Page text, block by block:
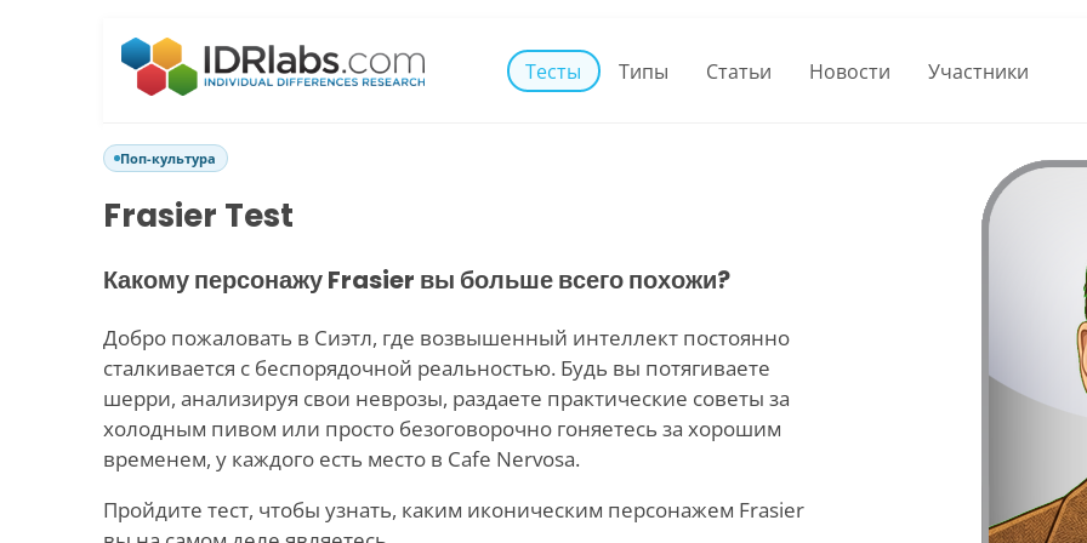
Тесты Типы Статьи Новости Участники
Поп-культура
Frasier Test
Какому персонажу Frasier вы больше всего похожи?
Добро пожаловать в Сиэтл, где возвышенный интеллект постоянно
сталкивается с беспорядочной реальностью. Будь вы потягиваете
шерри, анализируя свои неврозы, раздаете практические советы за
холодным пивом или просто безоговорочно гоняетесь за хорошим
временем, у каждого есть место в Cafe Nervosa.
Пройдите тест, чтобы узнать, каким иконическим персонажем Frasier